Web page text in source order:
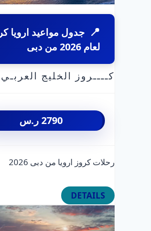
جدول مواعيد ارويا
لعام 2026 من دبى
كــــروز الخليج العربـي
2790ر.س
رحلات كروز ارويا من دبى 2026
DETAILS